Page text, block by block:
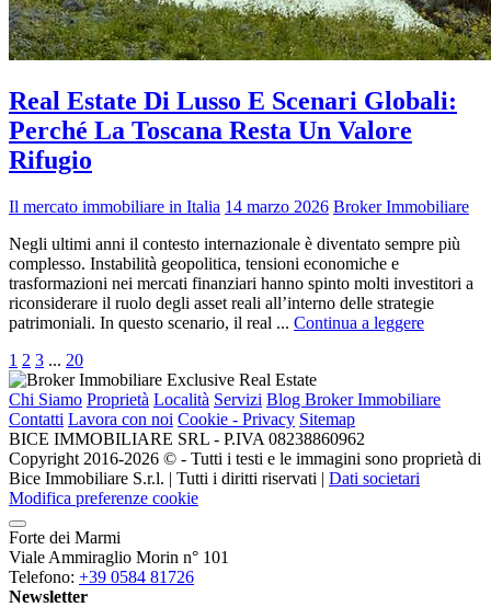
Real Estate Di Lusso E Scenari Globali:
Perché La Toscana Resta Un Valore
Rifugio
Il mercato immobiliare in Italia 14 marzo 2026 Broker Immobiliare
Negli ultimi anni il contesto internazionale è diventato sempre più
complesso. Instabilità geopolitica, tensioni economiche e
trasformazioni nei mercati finanziari hanno spinto molti investitori a
riconsiderare il ruolo degli asset reali all’interno delle strategie
patrimoniali. In questo scenario, il real ... Continua a leggere
1 2 3 ... 20
Chi Siamo Proprietà Località Servizi Blog Broker Immobiliare
Contatti Lavora con noi Cookie - Privacy Sitemap
BICE IMMOBILIARE SRL - P.IVA 08238860962
Copyright 2016-2026 ©️ - Tutti i testi e le immagini sono proprietà di
Bice Immobiliare S.r.l. | Tutti i diritti riservati | Dati societari
Modifica preferenze cookie
Forte dei Marmi
Viale Ammiraglio Morin n° 101
Telefono: +39 0584 81726
Newsletter